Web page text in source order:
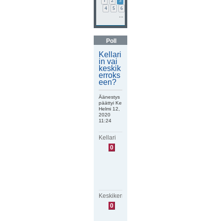
4
5 6
Poll
Kellari
in vai
keskik
erroks
een?
Äänestys
päättyi Ke
Helmi 12,
2020
11:24
Kellari
0
Keskikerros
0